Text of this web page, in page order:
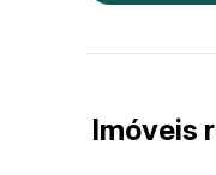
Imóveis